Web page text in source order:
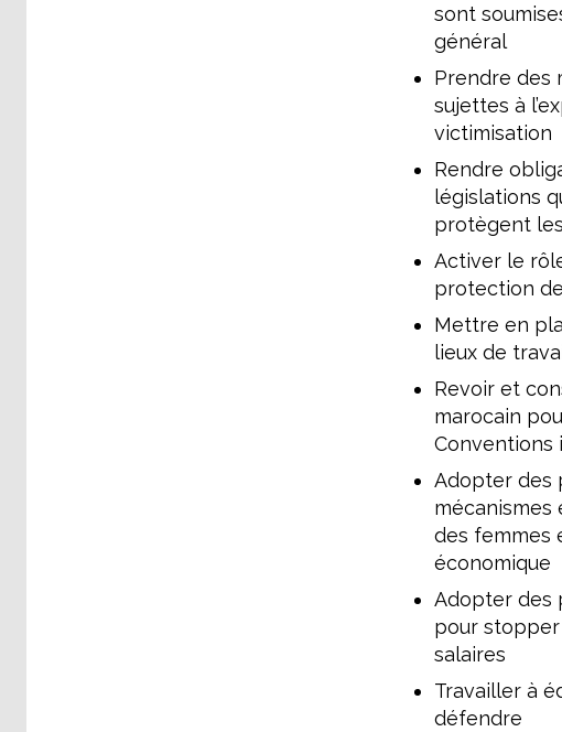
sont
général
Prendre des
sujettes à
victimisation
Rendre
législations
protègent
Activer le
protection
Mettre en
lieux de
Revoir et
marocain
Conventions
Adopter des
des femmes
économique
Adopter des
pour stopper
salaires
Travailler à
défendre